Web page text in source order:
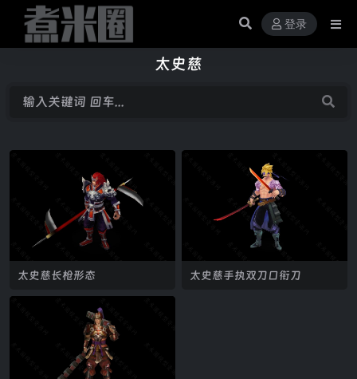
登录
太史慈
太史慈长枪形态 太史慈手执双刀口衔刀